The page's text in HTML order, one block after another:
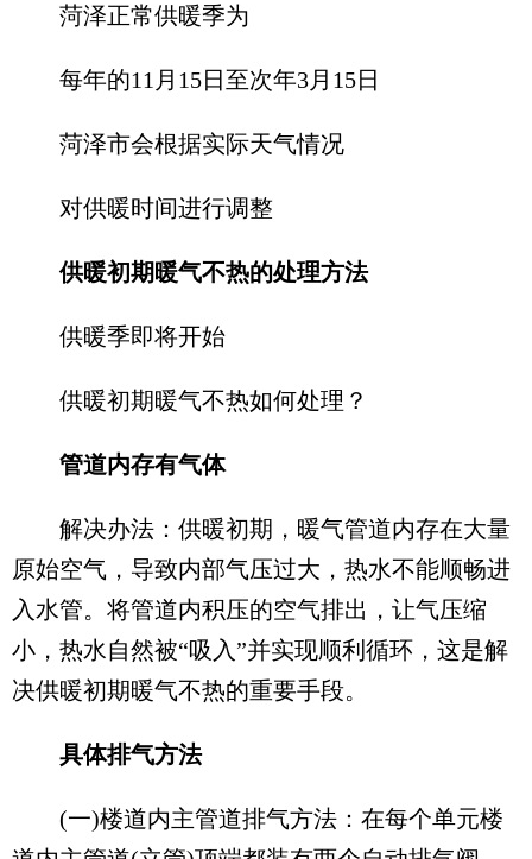
菏泽正常供暖季为
每年的11月15日至次年3月15日
菏泽市会根据实际天气情况
对供暖时间进行调整
供暖初期暖气不热的处理方法
供暖季即将开始
供暖初期暖气不热如何处理？
管道内存有气体
解决办法：供暖初期，暖气管道内存在大量
原始空气，导致内部气压过大，热水不能顺畅进
入水管。将管道内积压的空气排出，让气压缩
小，热水自然被“吸入”并实现顺利循环，这是解
决供暖初期暖气不热的重要手段。
具体排气方法
(一)楼道内主管道排气方法：在每个单元楼